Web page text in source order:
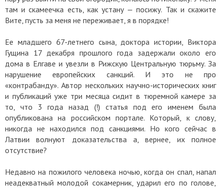
там и скамеечка есть, как устану — посижу. Так и скажите
Вите, пусть за меня не переживает, я в порядке!
Ее младшего 67-летнего сына, доктора истории, Виктора
Гущина 17 декабря прошлого года задержали около его
дома в Елгаве и увезли в Рижскую Центральную тюрьму. За
нарушение европейских санкций. И это не про
«контрабанду». Автор нескольких научно-исторических книг
и публикаций уже три месяца сидит в тюремной камере за
то, что 3 года назад (!) статья под его именем была
опубликована на российском портале. Который, к слову,
никогда не находился под санкциями. Но кого сейчас в
Латвии волнуют доказательства а, вернее, их полное
отсутствие?
Недавно на пожилого человека ночью, когда он спал, напал
неадекватный молодой сокамерник, ударил его по голове,